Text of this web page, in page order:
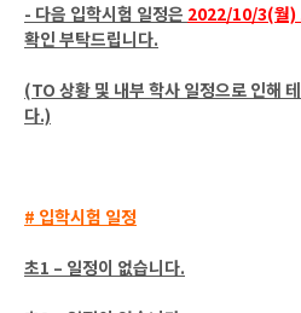
- 다음 입학시험 일정은 2022/10/3(월)
확인 부탁드립니다.
(TO 상황 및 내부 학사 일정으로 인해
다.)
# 입학시험 일정
초1 – 일정이 없습니다.